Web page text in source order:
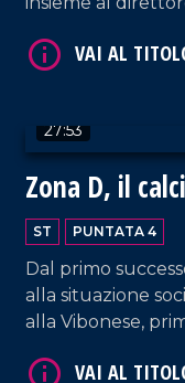
27:53
Zona D, il
ST PUNTATA 4
Dal primo
alla situazione
alla Vibonese,